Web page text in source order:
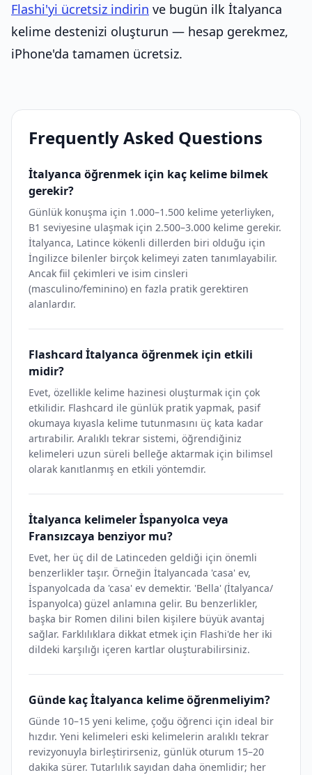
Flashi'yi ücretsiz indirin ve bugün ilk İtalyanca
kelime destenizi oluşturun — hesap gerekmez,
iPhone'da tamamen ücretsiz.
Frequently Asked Questions
İtalyanca öğrenmek için kaç kelime bilmek
gerekir?
Günlük konuşma için 1.000–1.500 kelime yeterliyken,
B1 seviyesine ulaşmak için 2.500–3.000 kelime gerekir.
İtalyanca, Latince kökenli dillerden biri olduğu için
İngilizce bilenler birçok kelimeyi zaten tanımlayabilir.
Ancak fiil çekimleri ve isim cinsleri
(masculino/feminino) en fazla pratik gerektiren
alanlardır.
Flashcard İtalyanca öğrenmek için etkili
midir?
Evet, özellikle kelime hazinesi oluşturmak için çok
etkilidir. Flashcard ile günlük pratik yapmak, pasif
okumaya kıyasla kelime tutunmasını üç kata kadar
artırabilir. Aralıklı tekrar sistemi, öğrendiğiniz
kelimeleri uzun süreli belleğe aktarmak için bilimsel
olarak kanıtlanmış en etkili yöntemdir.
İtalyanca kelimeler İspanyolca veya
Fransızcaya benziyor mu?
Evet, her üç dil de Latinceden geldiği için önemli
benzerlikler taşır. Örneğin İtalyancada 'casa' ev,
İspanyolcada da 'casa' ev demektir. 'Bella' (İtalyanca/
İspanyolca) güzel anlamına gelir. Bu benzerlikler,
başka bir Romen dilini bilen kişilere büyük avantaj
sağlar. Farklılıklara dikkat etmek için Flashi'de her iki
dildeki karşılığı içeren kartlar oluşturabilirsiniz.
Günde kaç İtalyanca kelime öğrenmeliyim?
Günde 10–15 yeni kelime, çoğu öğrenci için ideal bir
hızdır. Yeni kelimeleri eski kelimelerin aralıklı tekrar
revizyonuyla birleştirirseniz, günlük oturum 15–20
dakika sürer. Tutarlılık sayıdan daha önemlidir; her